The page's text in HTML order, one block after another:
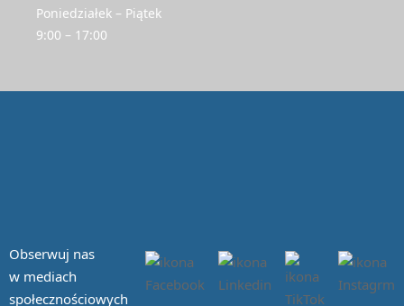
Poniedziałek – Piątek
9:00 – 17:00
Obserwuj nas
w mediach
społecznościowych